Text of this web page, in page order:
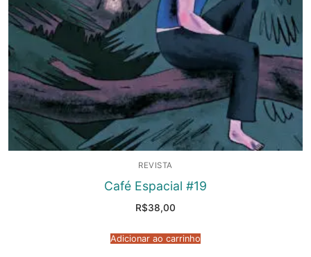
REVISTA
Café Espacial #19
R$38,00
Adicionar ao carrinho